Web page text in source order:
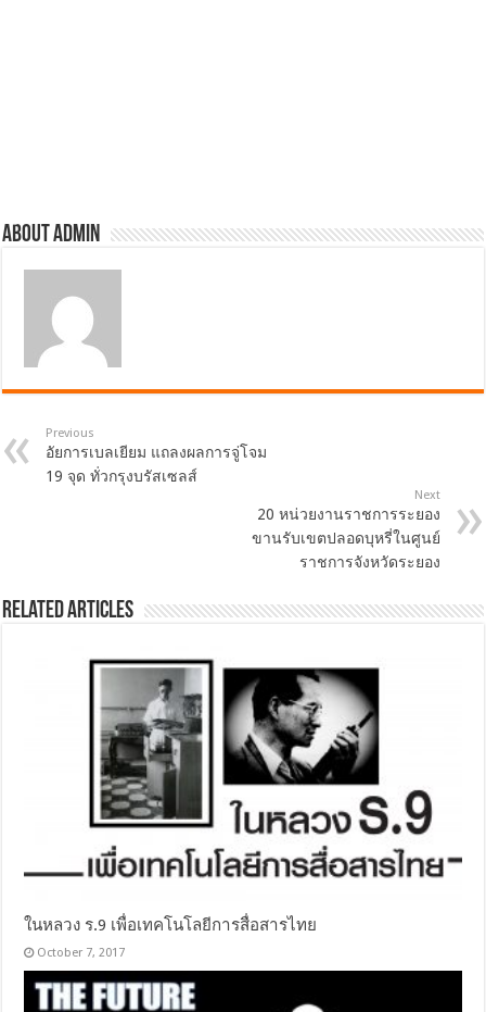
About admin
Previous
อัยการเบลเยียม แถลงผลการจู่โจม
19 จุด ทั่วกรุงบรัสเซลส์
Next
20 หน่วยงานราชการระยอง
ขานรับเขตปลอดบุหรี่ในศูนย์
ราชการจังหวัดระยอง
Related Articles
ในหลวง ร.9 เพื่อเทคโนโลยีการสื่อสารไทย
October 7, 2017